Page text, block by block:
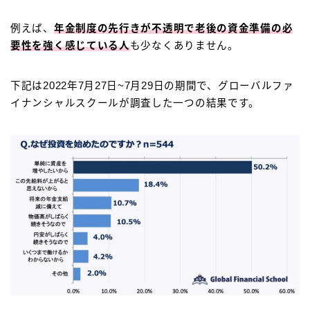
例えば、 年金制度の先行きが不透明で老後の資金準備の必
要性を強く感じている人も少なくありません。
下記は2022年7月27日~7月29日の期間で、グローバルファ
イナンシャルスクールが調査した一つの結果です。